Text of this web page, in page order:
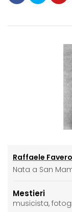
Raffaele Favero
Nata a San
Mestieri
musicista,